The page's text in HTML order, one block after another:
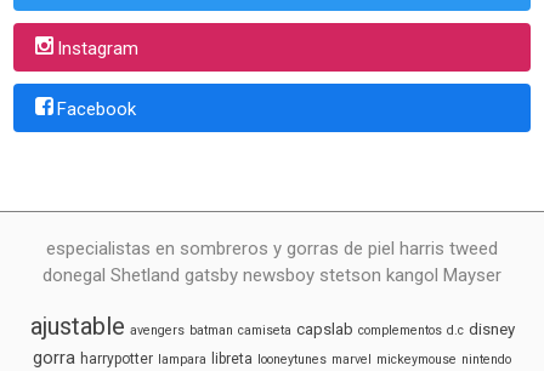
Instagram
Facebook
especialistas en sombreros y gorras de piel harris tweed
donegal Shetland gatsby newsboy stetson kangol Mayser
ajustable avengers batman camiseta capslab complementos d.c disney
gorra harrypotter lampara libreta looneytunes marvel mickeymouse nintendo